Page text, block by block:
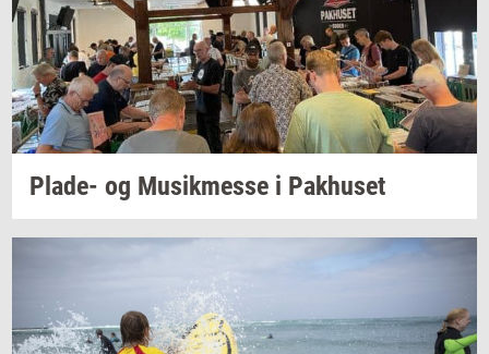
Plade-​ og Mu­sik­mes­se i Pak­hu­set